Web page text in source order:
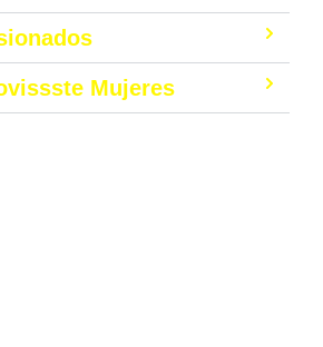
Mujeres